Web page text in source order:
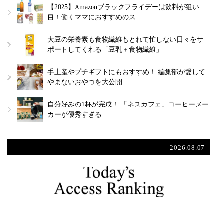
【2025】Amazonブラックフライデーは飲料が狙い
目！働くママにおすすめのス…
大豆の栄養素も食物繊維もとれて忙しない日々をサ
ポートしてくれる「豆乳＋食物繊維」
手土産やプチギフトにもおすすめ！ 編集部が愛して
やまないおやつを大公開
自分好みの1杯が完成！ 「ネスカフェ」コーヒーメー
カーが優秀すぎる
2026.08.07